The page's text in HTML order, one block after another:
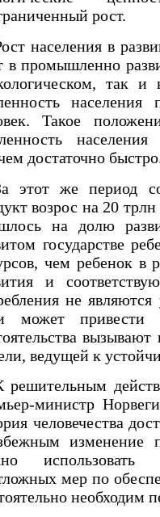
рост.
населения в
в промышленно
так
Такое
достаточно
этот же период
возрос на 20
на долю
государстве
чем ребенок в
и
не
может
ведущей к
решительным
министр
человечества
изменение
использовать
мер по
необходим